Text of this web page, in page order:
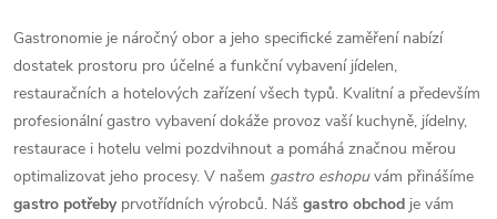
Gastronomie je náročný obor a jeho specifické zaměření nabízí
dostatek prostoru pro účelné a funkční vybavení jídelen,
restauračních a hotelových zařízení všech typů. Kvalitní a především
profesionální gastro vybavení dokáže provoz vaší kuchyně, jídelny,
restaurace i hotelu velmi pozdvihnout a pomáhá značnou měrou
optimalizovat jeho procesy. V našem gastro eshopuvám přinášíme
gastro potřebyprvotřídních výrobců. Náš gastro obchod je vám